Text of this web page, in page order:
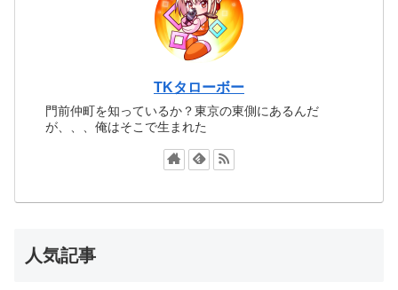
TKタローボー
門前仲町を知っているか？東京の東側にあるんだ
が、、、俺はそこで生まれた
人気記事